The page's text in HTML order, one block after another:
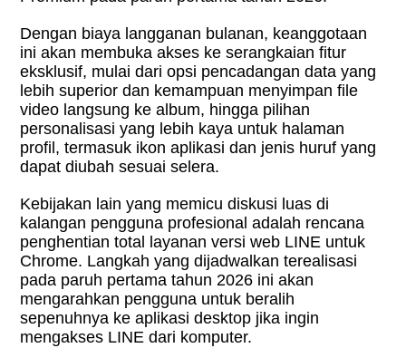
Dengan biaya langganan bulanan, keanggotaan
ini akan membuka akses ke serangkaian fitur
eksklusif, mulai dari opsi pencadangan data yang
lebih superior dan kemampuan menyimpan file
video langsung ke album, hingga pilihan
personalisasi yang lebih kaya untuk halaman
profil, termasuk ikon aplikasi dan jenis huruf yang
dapat diubah sesuai selera.
Kebijakan lain yang memicu diskusi luas di
kalangan pengguna profesional adalah rencana
penghentian total layanan versi web LINE untuk
Chrome. Langkah yang dijadwalkan terealisasi
pada paruh pertama tahun 2026 ini akan
mengarahkan pengguna untuk beralih
sepenuhnya ke aplikasi desktop jika ingin
mengakses LINE dari komputer.